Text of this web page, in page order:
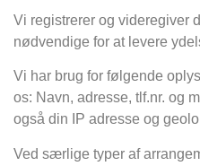
Vi registrerer og videregiver
nødvendige for at levere
Vi har brug for følgende
os: Navn, adresse, tlf.nr. og
også din IP adresse og
Ved særlige typer af